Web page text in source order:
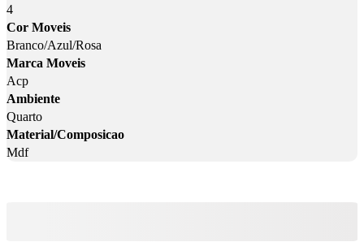
4
Cor Moveis
Branco/Azul/Rosa
Marca Moveis
Acp
Ambiente
Quarto
Material/Composicao
Mdf